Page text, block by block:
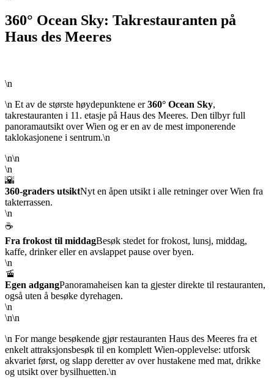
360° Ocean Sky: Takrestauranten på
Haus des Meeres
\n
\n Et av de største høydepunktene er360° Ocean Sky,
takrestauranten i 11. etasje på Haus des Meeres. Den tilbyr full
panoramautsikt over Wien og er en av de mest imponerende
taklokasjonene i sentrum.\n
\n\n
\n
🌇
360-graders utsiktNyt en åpen utsikt i alle retninger over Wien fra
takterrassen.
\n
☕
Fra frokost til middagBesøk stedet for frokost, lunsj, middag,
kaffe, drinker eller en avslappet pause over byen.
\n
🚡
Egen adgangPanoramaheisen kan ta gjester direkte til restauranten,
også uten å besøke dyrehagen.
\n
\n\n
\n For mange besøkende gjør restauranten Haus des Meeres fra et
enkelt attraksjonsbesøk til en komplett Wien-opplevelse: utforsk
akvariet først, og slapp deretter av over hustakene med mat, drikke
og utsikt over bysilhuetten.\n